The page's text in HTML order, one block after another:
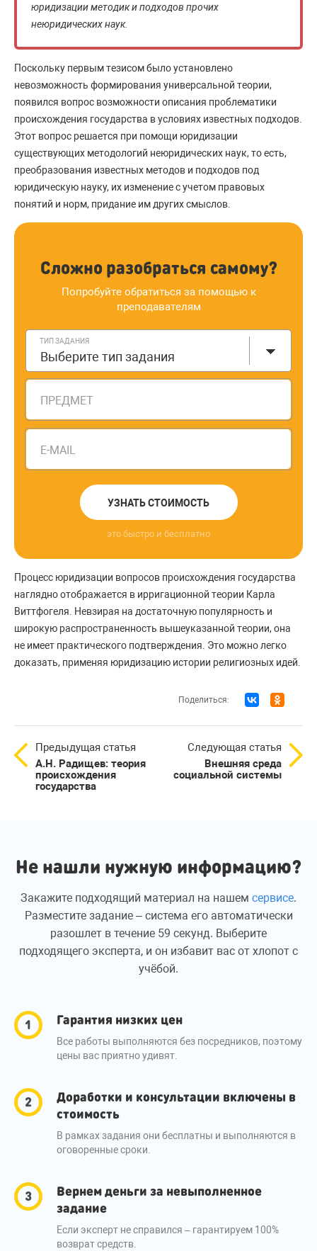
юридизации методик и подходов прочих
неюридических наук.
Поскольку первым тезисом было установлено
невозможность формирования универсальной теории,
появился вопрос возможности описания проблематики
происхождения государства в условиях известных подходов.
Этот вопрос решается при помощи юридизации
существующих методологий неюридических наук, то есть,
преобразования известных методов и подходов под
юридическую науку, их изменение с учетом правовых
понятий и норм, придание им других смыслов.
Сложно разобраться самому?
Попробуйте обратиться за помощью к
преподавателям
ТИП ЗАДАНИЯ
Выберите тип задания
ПРЕДМЕТ
E-MAIL
УЗНАТЬ СТОИМОСТЬ
это быстро и бесплатно
Процесс юридизации вопросов происхождения государства
наглядно отображается в ирригационной теории Карла
Виттфогеля. Невзирая на достаточную популярность и
широкую распространенность вышеуказанной теории, она
не имеет практического подтверждения. Это можно легко
доказать, применяя юридизацию истории религиозных идей.
Поделиться:
Предыдущая статья
А.Н. Радищев: теория
происхождения
государства
Следующая статья
Внешняя среда
социальной системы
Не нашли нужную информацию?
Закажите подходящий материал на нашем сервисе.
Разместите задание – система его автоматически
разошлет в течение 59 секунд. Выберите
подходящего эксперта, и он избавит вас от хлопот с
учёбой.
Гарантия низких цен
Все работы выполняются без посредников, поэтому
цены вас приятно удивят.
Доработки и консультации включены в
стоимость
В рамках задания они бесплатны и выполняются в
оговоренные сроки.
Вернем деньги за невыполненное
задание
Если эксперт не справился – гарантируем 100%
возврат средств.